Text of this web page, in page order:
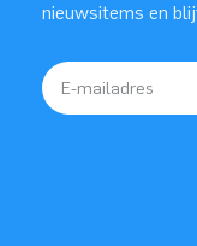
nieuwsitems en
E-mailadres